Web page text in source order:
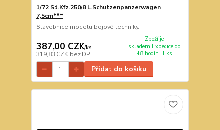
1/72 Sd.Kfz.250/8 L.Schutzenpanzerwagen
7,5cm***
Stavebnice modelu bojové techniky.
387,00 CZK/ks
319,83 CZK bez DPH
Zboží je
skladem.Expedice do
48 hodin. 1 ks
Přidat do košíku